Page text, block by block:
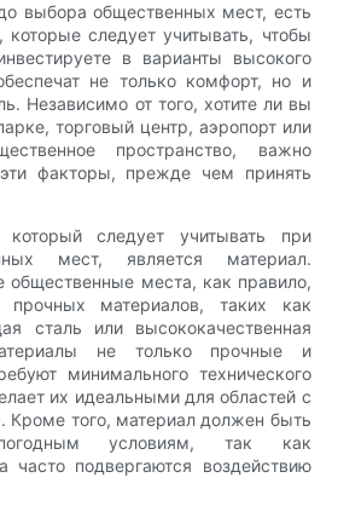
выбора общественных мест, есть
которые следует учитывать, чтобы
в варианты высокого
не только комфорт, но и
Независимо от того, хотите ли вы
торговый центр, аэропорт или
пространство, важно
факторы, прежде чем принять
следует учитывать при
мест, является материал.
общественные места, как правило,
прочных материалов, таких как
сталь или высококачественная
не только прочные и
минимального технического
их идеальными для областей с
того, материал должен быть
условиям, так как
часто подвергаются воздействию